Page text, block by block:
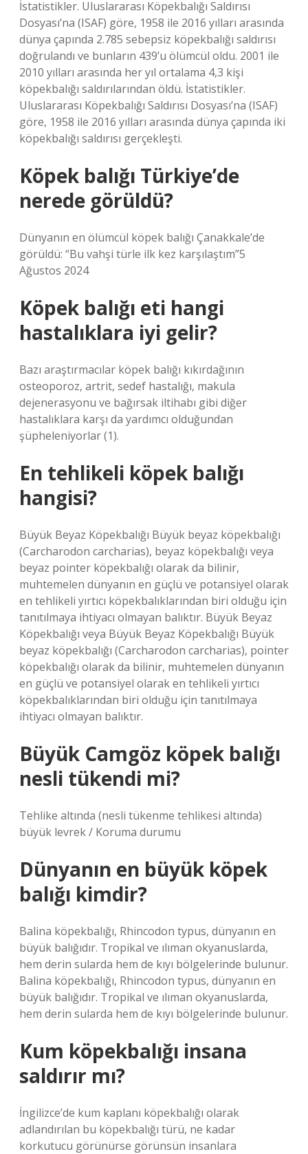
İstatistikler. Uluslararası Köpekbalığı Saldırısı
Dosyası’na (ISAF) göre, 1958 ile 2016 yılları arasında
dünya çapında 2.785 sebepsiz köpekbalığı saldırısı
doğrulandı ve bunların 439’u ölümcül oldu. 2001 ile
2010 yılları arasında her yıl ortalama 4,3 kişi
köpekbalığı saldırılarından öldü. İstatistikler.
Uluslararası Köpekbalığı Saldırısı Dosyası’na (ISAF)
göre, 1958 ile 2016 yılları arasında dünya çapında iki
köpekbalığı saldırısı gerçekleşti.
Köpek balığı Türkiye’de
nerede görüldü?
Dünyanın en ölümcül köpek balığı Çanakkale’de
görüldü: “Bu vahşi türle ilk kez karşılaştım”5
Ağustos 2024
Köpek balığı eti hangi
hastalıklara iyi gelir?
Bazı araştırmacılar köpek balığı kıkırdağının
osteoporoz, artrit, sedef hastalığı, makula
dejenerasyonu ve bağırsak iltihabı gibi diğer
hastalıklara karşı da yardımcı olduğundan
şüpheleniyorlar (1).
En tehlikeli köpek balığı
hangisi?
Büyük Beyaz Köpekbalığı Büyük beyaz köpekbalığı
(Carcharodon carcharias), beyaz köpekbalığı veya
beyaz pointer köpekbalığı olarak da bilinir,
muhtemelen dünyanın en güçlü ve potansiyel olarak
en tehlikeli yırtıcı köpekbalıklarından biri olduğu için
tanıtılmaya ihtiyacı olmayan balıktır. Büyük Beyaz
Köpekbalığı veya Büyük Beyaz Köpekbalığı Büyük
beyaz köpekbalığı (Carcharodon carcharias), pointer
köpekbalığı olarak da bilinir, muhtemelen dünyanın
en güçlü ve potansiyel olarak en tehlikeli yırtıcı
köpekbalıklarından biri olduğu için tanıtılmaya
ihtiyacı olmayan balıktır.
Büyük Camgöz köpek balığı
nesli tükendi mi?
Tehlike altında (nesli tükenme tehlikesi altında)
büyük levrek / Koruma durumu
Dünyanın en büyük köpek
balığı kimdir?
Balina köpekbalığı, Rhincodon typus, dünyanın en
büyük balığıdır. Tropikal ve ılıman okyanuslarda,
hem derin sularda hem de kıyı bölgelerinde bulunur.
Balina köpekbalığı, Rhincodon typus, dünyanın en
büyük balığıdır. Tropikal ve ılıman okyanuslarda,
hem derin sularda hem de kıyı bölgelerinde bulunur.
Kum köpekbalığı insana
saldırır mı?
İngilizce’de kum kaplanı köpekbalığı olarak
adlandırılan bu köpekbalığı türü, ne kadar
korkutucu görünürse görünsün insanlara